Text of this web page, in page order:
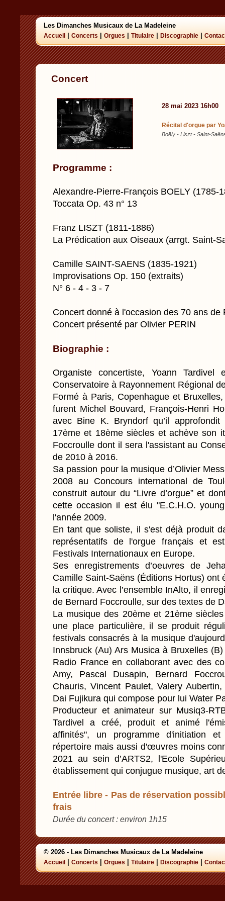
Les Dimanches Musicaux de La Madeleine
Accueil Concerts Orgues Titulaire Discographie
Concert
28 mai 2023 16h00
Récital d'orgue par
Boëly - Liszt - Saint-
Programme :
Alexandre-Pierre-François BOELY (1785-
Toccata Op. 43 n° 13
Franz LISZT (1811-1886)
La Prédication aux Oiseaux (arrgt. Saint-
Camille SAINT-SAENS (1835-1921)
Improvisations Op. 150 (extraits)
N° 6 - 4 - 3 - 7
Concert donné à l'occasion des 70 ans
Concert présenté par Olivier PERIN
Biographie :
Organiste concertiste, Yoann Tardivel
Conservatoire à Rayonnement Régional
Formé à Paris, Copenhague et
furent Michel Bouvard, François-Henri
avec Bine K. Bryndorf qu’il
17ème et 18ème siècles et achève son
Foccroulle dont il sera l'assistant au
de 2010 à 2016.
Sa passion pour la musique d’Olivier
2008 au Concours international de
construit autour du “Livre d’orgue” et
cette occasion il est élu "E.C.H.O.
l'année 2009.
En tant que soliste, il s'est déjà produit
représentatifs de l'orgue français et
Festivals Internationaux en Europe.
Ses enregistrements d’oeuvres de
Camille Saint-Saëns (Éditions Hortus) ont
la critique. Avec l’ensemble InAlto, il
de Bernard Foccroulle, sur des textes de
La musique des 20ème et 21ème
une place particulière, il se produit
festivals consacrés à la musique
Innsbruck (Au) Ars Musica à Bruxelles
Radio France en collaborant avec des
Amy, Pascal Dusapin, Bernard
Chauris, Vincent Paulet, Valery
Dai Fujikura qui compose pour lui Water
Producteur et animateur sur Musiq3-
Tardivel a créé, produit et animé
affinités", un programme d'initiation
répertoire mais aussi d'œuvres moins
2021 au sein d’ARTS2, l'Ecole
établissement qui conjugue musique, art
Entrée libre - Pas de réservation
frais
Durée du concert : environ 1h15
© 2026 - Les Dimanches Musicaux de La Madeleine
Accueil Concerts Orgues Titulaire Discographie